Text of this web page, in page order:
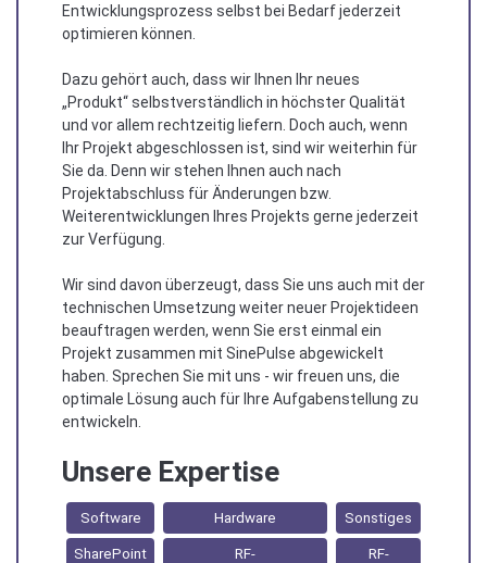
Entwicklungsprozess selbst bei Bedarf jederzeit
optimieren können.
Dazu gehört auch, dass wir Ihnen Ihr neues
„Produkt“ selbstverständlich in höchster Qualität
und vor allem rechtzeitig liefern. Doch auch, wenn
Ihr Projekt abgeschlossen ist, sind wir weiterhin für
Sie da. Denn wir stehen Ihnen auch nach
Projektabschluss für Änderungen bzw.
Weiterentwicklungen Ihres Projekts gerne jederzeit
zur Verfügung.
Wir sind davon überzeugt, dass Sie uns auch mit der
technischen Umsetzung weiter neuer Projektideen
beauftragen werden, wenn Sie erst einmal ein
Projekt zusammen mit SinePulse abgewickelt
haben. Sprechen Sie mit uns - wir freuen uns, die
optimale Lösung auch für Ihre Aufgabenstellung zu
entwickeln.
Unsere Expertise
Software Hardware Sonstiges
SharePoint
RF-
RF-